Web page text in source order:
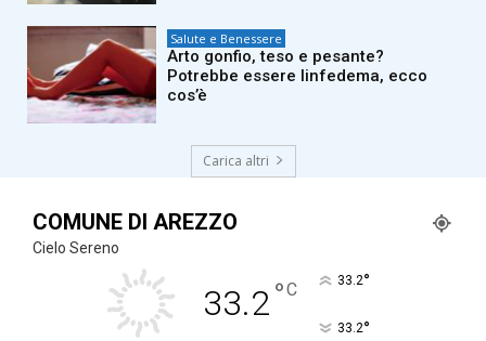
Salute e Benessere
Arto gonfio, teso e pesante?
Potrebbe essere linfedema, ecco
cos’è
Carica altri
COMUNE DI AREZZO
Cielo Sereno
33.2°C 33.2°
33.2°